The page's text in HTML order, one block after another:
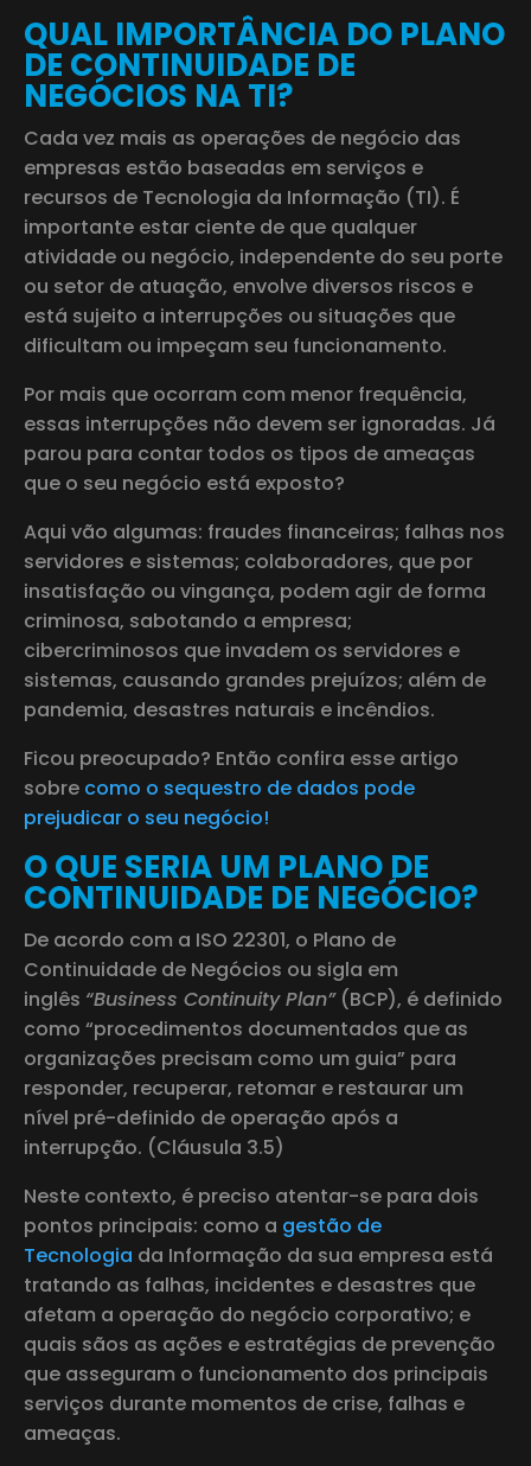
QUAL IMPORTÂNCIA DO PLANO
DE CONTINUIDADE DE
NEGÓCIOS NA TI?
Cada vez mais as operações de negócio das
empresas estão baseadas em serviços e
recursos de Tecnologia da Informação (TI). É
importante estar ciente de que qualquer
atividade ou negócio, independente do seu porte
ou setor de atuação, envolve diversos riscos e
está sujeito a interrupções ou situações que
dificultam ou impeçam seu funcionamento.
Por mais que ocorram com menor frequência,
essas interrupções não devem ser ignoradas. Já
parou para contar todos os tipos de ameaças
que o seu negócio está exposto?
Aqui vão algumas: fraudes financeiras; falhas nos
servidores e sistemas; colaboradores, que por
insatisfação ou vingança, podem agir de forma
criminosa, sabotando a empresa;
cibercriminosos que invadem os servidores e
sistemas, causando grandes prejuízos; além de
pandemia, desastres naturais e incêndios.
Ficou preocupado? Então confira esse artigo
sobre como o sequestro de dados pode
prejudicar o seu negócio!
O QUE SERIA UM PLANO DE
CONTINUIDADE DE NEGÓCIO?
De acordo com a ISO 22301, o Plano de
Continuidade de Negócios ou sigla em
inglês “Business Continuity Plan”(BCP), é definido
como “procedimentos documentados que as
organizações precisam como um guia” para
responder, recuperar, retomar e restaurar um
nível pré-definido de operação após a
interrupção. (Cláusula 3.5)
Neste contexto, é preciso atentar-se para dois
pontos principais: como a gestão de
Tecnologia da Informação da sua empresa está
tratando as falhas, incidentes e desastres que
afetam a operação do negócio corporativo; e
quais sãos as ações e estratégias de prevenção
que asseguram o funcionamento dos principais
serviços durante momentos de crise, falhas e
ameaças.